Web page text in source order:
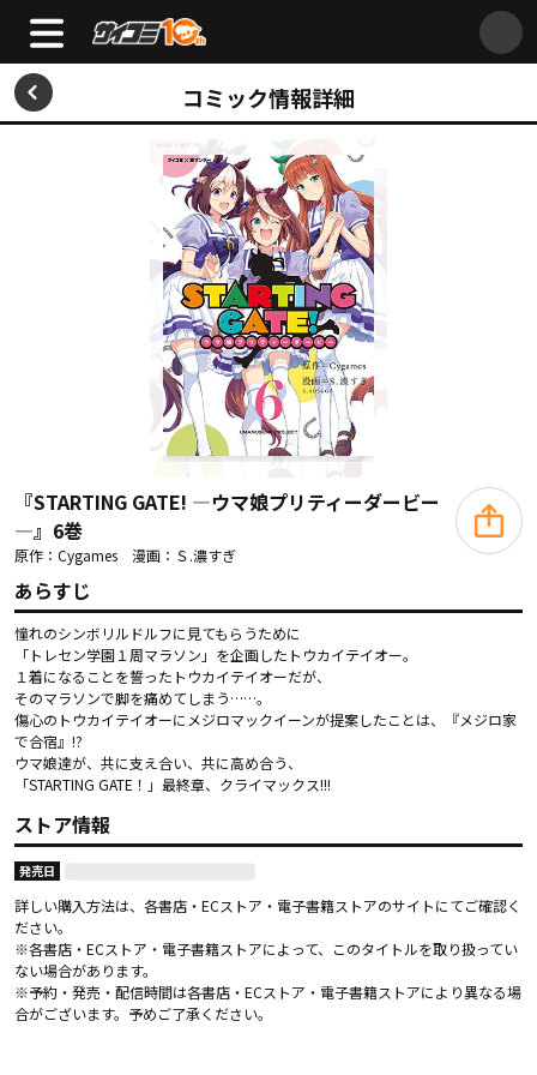
コミック情報詳細
『STARTING GATE! ―ウマ娘プリティーダービー
―』6巻
原作：Cygames 漫画：Ｓ.濃すぎ
あらすじ
憧れのシンボリルドルフに見てもらうために
「トレセン学園１周マラソン」を企画したトウカイテイオー。
１着になることを誓ったトウカイテイオーだが、
そのマラソンで脚を痛めてしまう……。
傷心のトウカイテイオーにメジロマックイーンが提案したことは、『メジロ家
で合宿』!?
ウマ娘達が、共に支え合い、共に高め合う、
「STARTING GATE！」最終章、クライマックス!!!
ストア情報
発売日
詳しい購入方法は、各書店・ECストア・電子書籍ストアのサイトにてご確認く
ださい。
※各書店・ECストア・電子書籍ストアによって、このタイトルを取り扱ってい
ない場合があります。
※予約・発売・配信時間は各書店・ECストア・電子書籍ストアにより異なる場
合がございます。予めご了承ください。